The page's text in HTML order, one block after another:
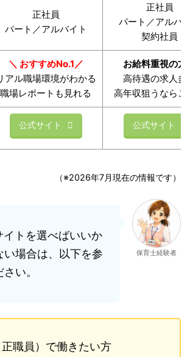
正社員
パート／アルバイト
正社員
パート／アルバ
契約社員
＼ おすすめNo.1／
アル職場環境がわかる
職場レポートも見れる
お給料重視の方
高待遇の求人多
高年収狙うならこ
公式サイト 公式サイト
（※2026年7月現在の情報です）
トを選べばいいか
い場合は、以下を参
い。
保育士経験者
職員）で働きたい方